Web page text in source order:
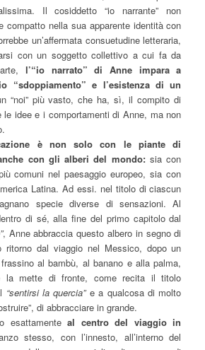
Il cosiddetto “io narrante” non
compatto nella sua apparente identità con
un’affermata consuetudine letteraria,
con un soggetto collettivo a cui fa da
l’“io narrato” di Anne impara a
“sdoppiamento” e l’esistenza di un
“noi” più vasto, che ha, sì, il compito di
le idee e i comportamenti di Anne, ma non
è non solo con le piante di
con gli alberi del mondo:sia con
comuni nel paesaggio europeo, sia con
Latina. Ad essi. nel titolo di ciascun
specie diverse di sensazioni. Al
di sé, alla fine del primo capitolo dal
, Anne abbraccia questo albero in segno di
ritorno dal viaggio nel Messico, dopo un
al bambù, al banano e alla palma,
la mette di fronte, come recita il titolo
“sentirsi la quercia”e a qualcosa di molto
di abbracciare in grande.
esattamenteal centro del viaggio in
stesso, con l’innesto, all’interno del